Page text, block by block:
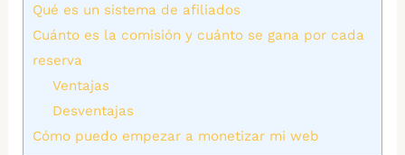
Qué es un sistema de afiliados
Cuánto es la comisión y cuánto se gana por cada
reserva
Ventajas
Desventajas
Cómo puedo empezar a monetizar mi web